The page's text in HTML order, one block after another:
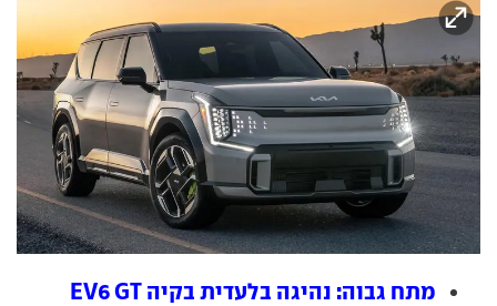
מתח גבוה: נהיגה בלעדית בקיה EV6 GT